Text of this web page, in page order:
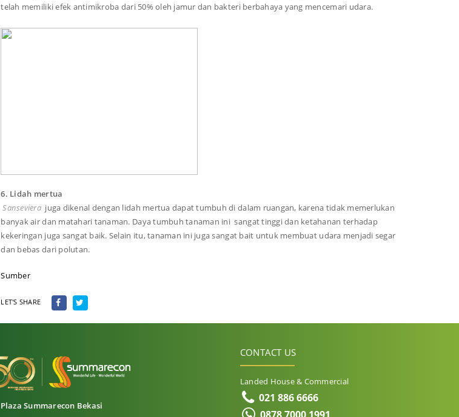
telah memiliki efek antimikroba dari 50% oleh jamur dan bakteri berbahaya yang mencemari udara.
6. Lidah mertua
Sanseviera juga dikenal dengan lidah mertua dapat tumbuh di dalam ruangan, karena tidak memerlukan
banyak air dan matahari tanaman. Daya tumbuh tanaman ini sangat tinggi dan ketahanan terhadap
kekeringan juga sangat baik. Selain itu, tanaman ini juga sangat bait untuk membuat udara menjadi segar
dan bebas dari polutan.
Sumber
LET'S SHARE
Plaza Summarecon Bekasi
CONTACT US
Landed House & Commercial
021 886 6666